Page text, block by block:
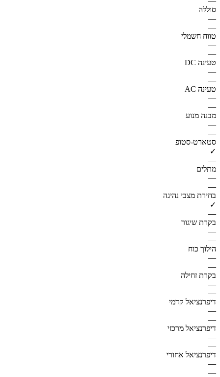
סוללה
—
—
טווח חשמלי
—
—
טעינה DC
—
—
טעינה AC
—
—
מבנה מנוע
—
—
סטארט-סטופ
✓
—
מתלים
—
—
בחירת מצבי נהיגה
✓
—
בקרת שיגור
—
—
הילוך כוח
—
—
בקרת זחילה
—
—
דיפרנציאל קדמי
—
—
דיפרנציאל מרכזי
—
—
דיפרנציאל אחורי
—
—